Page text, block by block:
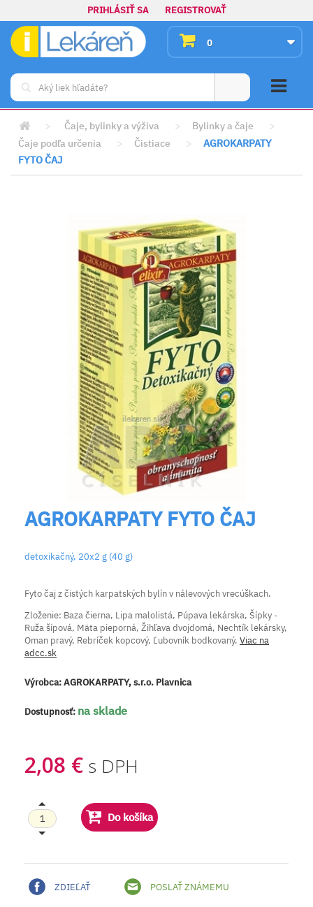
PRIHLÁSIŤ SA REGISTROVAŤ
0
> Čaje, bylinky a výživa > Bylinky a čaje
>
Čaje podľa určenia
> Čistiace >
AGROKARPATY
FYTO ČAJ
AGROKARPATY FYTO ČAJ
detoxikačný, 20x2 g (40 g)
Fyto čaj z čistých karpatských bylín v nálevových vrecúškach.
Zloženie: Baza čierna, Lipa malolistá, Púpava lekárska, Šípky -
Ruža šípová, Mäta pieporná, Žihľava dvojdomá, Nechtík lekársky,
Oman pravý, Rebríček kopcový, Ľubovník bodkovaný. Viac na
adcc.sk
Výrobca:AGROKARPATY, s.r.o. Plavnica
Dostupnosť: na sklade
2,08 € s DPH
Do košíka
ZDIEĽAŤ POSLAŤ ZNÁMEMU